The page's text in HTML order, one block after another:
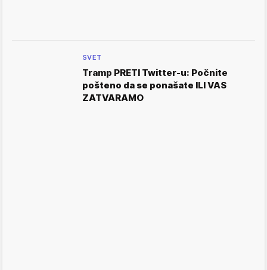
SVET
Tramp PRETI Twitter-u: Počnite
pošteno da se ponašate ILI VAS
ZATVARAMO